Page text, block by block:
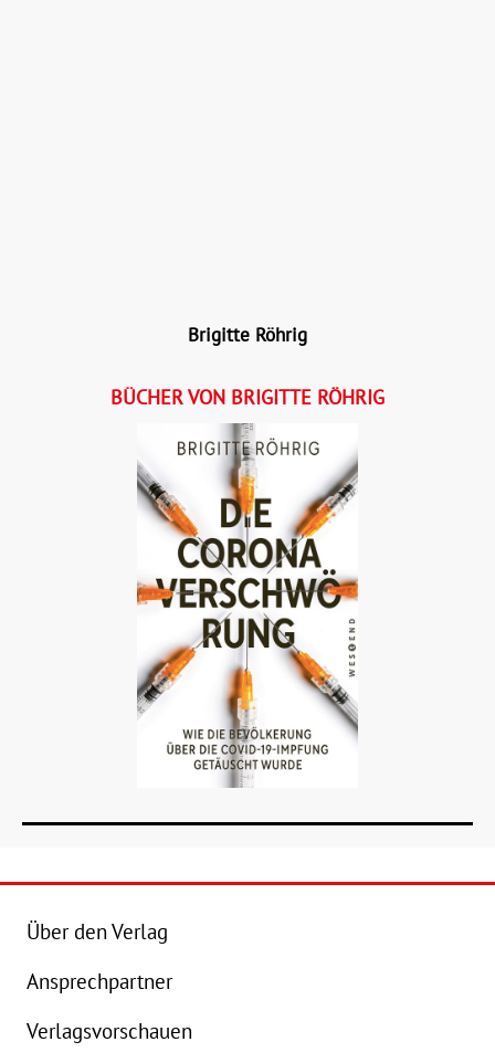
Brigitte Röhrig
BÜCHER VON BRIGITTE RÖHRIG
Über den Verlag
Ansprechpartner
Verlagsvorschauen